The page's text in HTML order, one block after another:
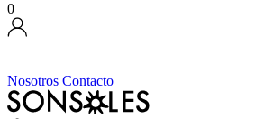
0
Nosotros Contacto